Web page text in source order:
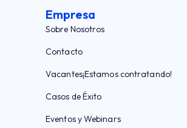
Empresa
Sobre Nosotros
Contacto
Vacantes¡Estamos contratando!
Casos de Éxito
Eventos y Webinars